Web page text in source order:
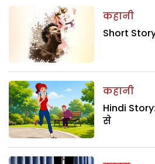
कहानी
Short
कहानी
Hindi
से